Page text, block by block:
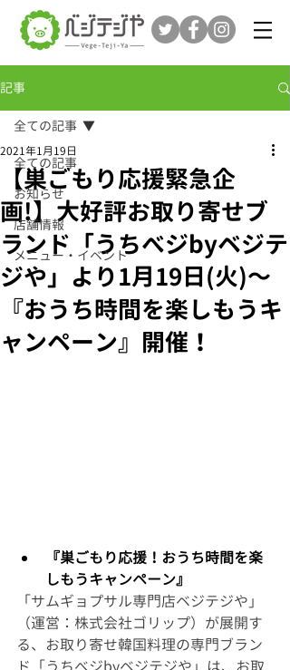
記事
全ての記事
お知らせ
店舗情報
メニュー・イベント
全ての記事
【巣ごもり応援緊急企
画!】大好評お取り寄せブ
ランド「うちべジbyベジテ
ジや」より1月19日(火)～
『おうち時間を楽しもうキ
ャンペーン』開催！
2021年1月19日
『巣ごもり応援！おうち時間を楽
しもうキャンペーン』
「サムギョプサル専門店ベジテジや」
（運営：株式会社ゴリップ）が展開す
る、お取り寄せ韓国料理の専門ブラン